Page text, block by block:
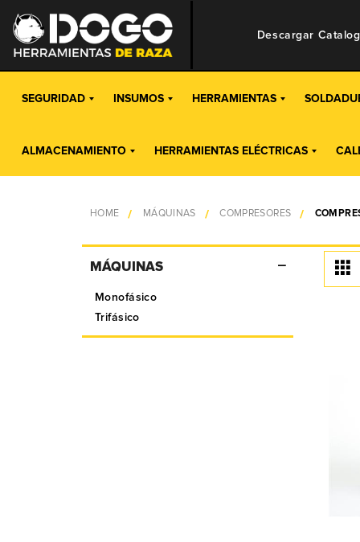
Descargar
SEGURIDAD INSUMOS HERRAMIENTAS
ALMACENAMIENTO HERRAMIENTAS ELÉCTRICAS
HOME MÁQUINAS COMPRESORES
MÁQUINAS
Monofásico
Trifásico